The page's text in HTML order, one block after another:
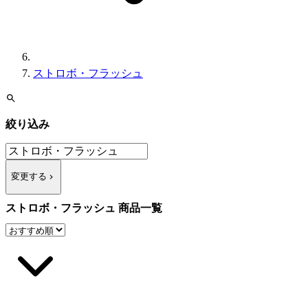
ストロボ・フラッシュ
絞り込み
変更する
ストロボ・フラッシュ 商品一覧